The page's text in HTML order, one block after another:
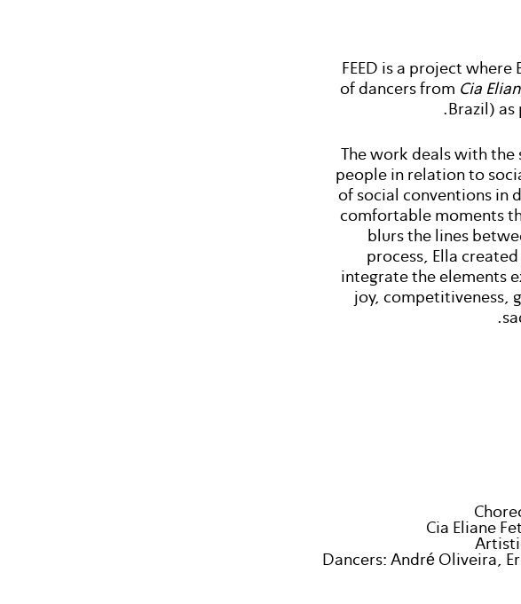
FEED is a project
of dancers from Cia
Brazil)
The work deals with
people in relation to
of social conventions in
comfortable moments
blurs the lines
process, Ella
integrate the elements
joy, competitiveness,
Cia Eliane
Dancers: André Oliveira,